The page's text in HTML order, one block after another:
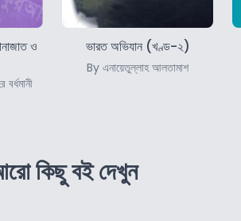
ও
ভারত অভিযান (খণ্ড-২)
By এনায়েতুল্লাহ আলতামাশ
কিছু বই দেখুন